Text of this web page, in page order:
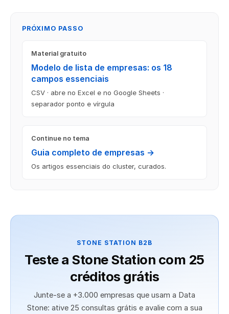
PRÓXIMO PASSO
Material gratuito
Modelo de lista de empresas: os 18
campos essenciais
CSV · abre no Excel e no Google Sheets ·
separador ponto e vírgula
Continue no tema
Guia completo de empresas →
Os artigos essenciais do cluster, curados.
STONE STATION B2B
Teste a Stone Station com 25
créditos grátis
Junte-se a +3.000 empresas que usam a Data
Stone: ative 25 consultas grátis e avalie com a sua